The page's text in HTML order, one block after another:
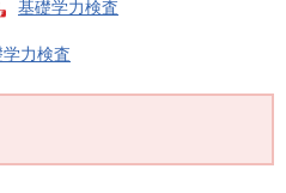
基礎学力検査
力検査